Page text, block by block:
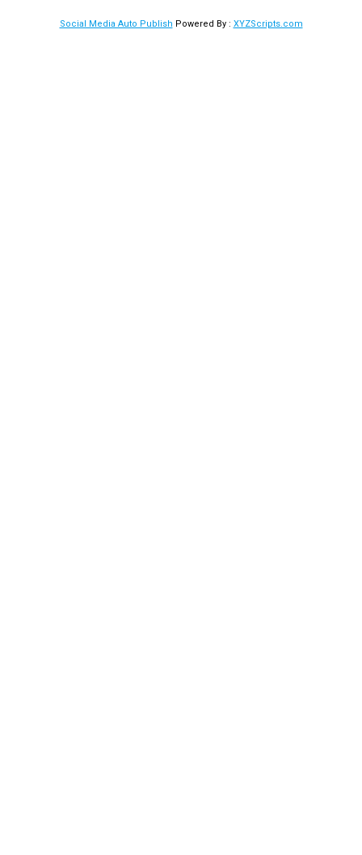
Social Media Auto Publish Powered By : XYZScripts.com